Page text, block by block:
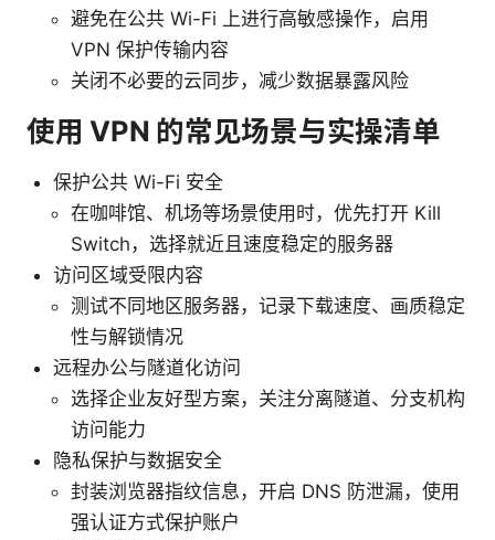
避免在公共 Wi-Fi 上进行高敏感操作，启用
VPN 保护传输内容
关闭不必要的云同步，减少数据暴露风险
使用 VPN 的常见场景与实操清单
保护公共 Wi-Fi 安全
在咖啡馆、机场等场景使用时，优先打开 Kill
Switch，选择就近且速度稳定的服务器
访问区域受限内容
测试不同地区服务器，记录下载速度、画质稳定
性与解锁情况
远程办公与隧道化访问
选择企业友好型方案，关注分离隧道、分支机构
访问能力
隐私保护与数据安全
封装浏览器指纹信息，开启 DNS 防泄漏，使用
强认证方式保护账户